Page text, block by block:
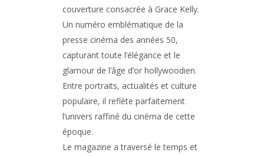
couverture consacrée à Grace Kelly.
Un numéro emblématique de la
presse cinéma des années 50,
capturant toute l’élégance et le
glamour de l’âge d’or hollywoodien.
Entre portraits, actualités et culture
populaire, il reflète parfaitement
l’univers raffiné du cinéma de cette
époque.
Le magazine a traversé le temps et